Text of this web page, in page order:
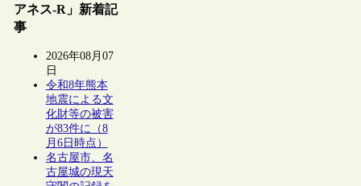
アネス-R」新着記
事
2026年08月07
日
令和8年熊本
地震による文
化財等の被害
が83件に（8
月6日時点）
名古屋市、名
古屋城の現天